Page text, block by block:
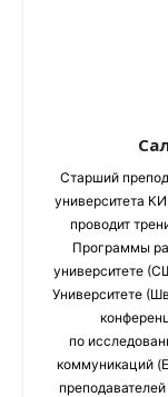
Старший
университета
проводит
Программы
университете
Университете
по
коммуникаций